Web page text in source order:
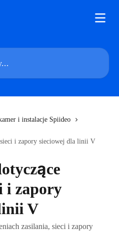
i instalacje Spiideo
i zapory sieciowej dla linii V
i zapory
V
zasilania, sieci i zapory